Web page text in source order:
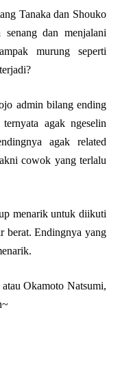
Tanaka dan Shouko
dan menjalani
murung seperti
admin bilang ending
agak ngeselin
agak related
cowok yang terlalu
menarik untuk diikuti
berat. Endingnya yang
Okamoto Natsumi,